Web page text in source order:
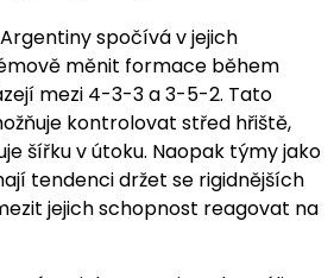
spočívá v jejich
měnit formace během
mezi 4-3-3 a 3-5-2. Tato
kontrolovat střed hřiště,
šířku v útoku. Naopak týmy jako
tendenci držet se rigidnějších
jejich schopnost reagovat na